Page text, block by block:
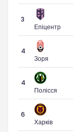
3
Епіцентр
4
Зоря
4
Полісся
6
Харків